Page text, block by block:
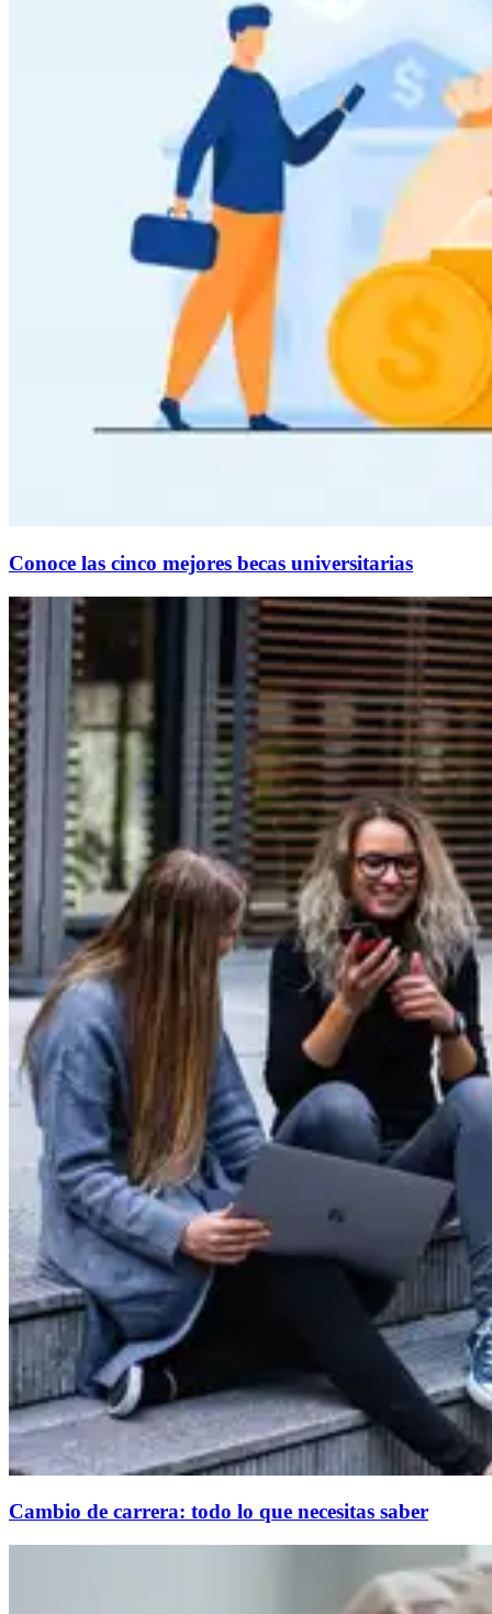
Conoce las cinco mejores becas universitarias
Cambio de carrera: todo lo que necesitas saber